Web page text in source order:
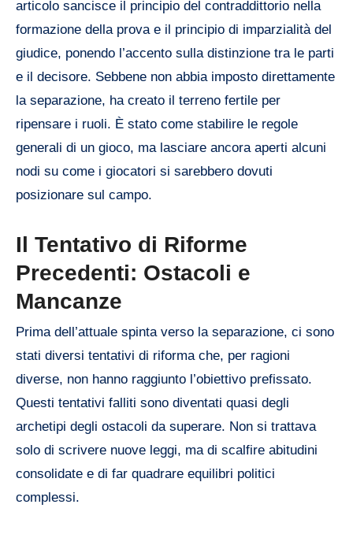
articolo sancisce il principio del contraddittorio nella
formazione della prova e il principio di imparzialità del
giudice, ponendo l’accento sulla distinzione tra le parti
e il decisore. Sebbene non abbia imposto direttamente
la separazione, ha creato il terreno fertile per
ripensare i ruoli. È stato come stabilire le regole
generali di un gioco, ma lasciare ancora aperti alcuni
nodi su come i giocatori si sarebbero dovuti
posizionare sul campo.
Il Tentativo di Riforme
Precedenti: Ostacoli e
Mancanze
Prima dell’attuale spinta verso la separazione, ci sono
stati diversi tentativi di riforma che, per ragioni
diverse, non hanno raggiunto l’obiettivo prefissato.
Questi tentativi falliti sono diventati quasi degli
archetipi degli ostacoli da superare. Non si trattava
solo di scrivere nuove leggi, ma di scalfire abitudini
consolidate e di far quadrare equilibri politici
complessi.